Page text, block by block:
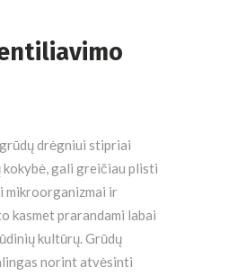
drėgniui stipriai
kokybė, gali greičiau plisti
mikroorganizmai ir
kasmet prarandami labai
kultūrų. Grūdų
norint atvėsinti